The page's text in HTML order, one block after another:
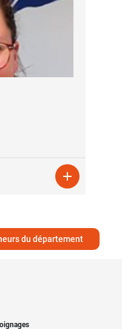

du département